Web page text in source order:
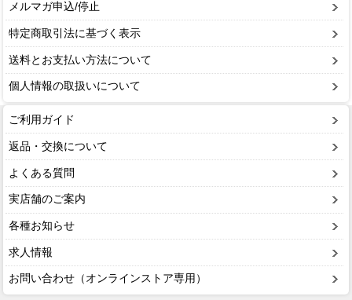
メルマガ申込/停止
特定商取引法に基づく表示
送料とお支払い方法について
個人情報の取扱いについて
ご利用ガイド
返品・交換について
よくある質問
実店舗のご案内
各種お知らせ
求人情報
お問い合わせ（オンラインストア専用）